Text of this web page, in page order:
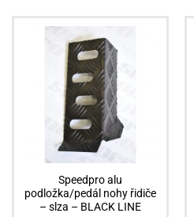
Speedpro alu
podložka/pedál nohy řidiče
– slza – BLACK LINE